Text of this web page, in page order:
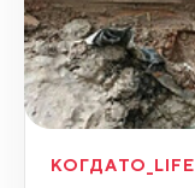
КОГДАТО_LIFE